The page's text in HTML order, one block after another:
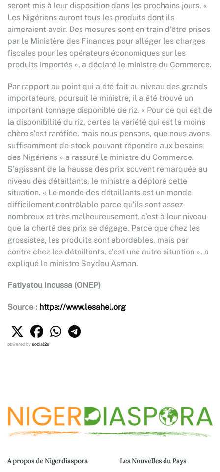
seront mis à leur disposition dans les prochains jours. «
Les Nigériens auront tous les produits dont ils
aimeraient avoir. Des mesures sont en train d’être prises
par le Ministère des Finances pour alléger les charges
fiscales pour les opérateurs économiques sur les
produits importés », a déclaré le ministre du Commerce.
Par rapport au point qui a été fait au niveau des grands
importateurs, poursuit le ministre, il a été trouvé un
important tonnage disponible de riz. « Pour ce qui est de
la disponibilité du riz, certes la variété qui est la moins
chère s’est raréfiée, mais nous pensons, que nous avons
suffisamment de stock pouvant répondre aux besoins
des Nigériens » a rassuré le ministre du Commerce.
S’agissant de la hausse des prix souvent remarquée au
niveau des détaillants, le ministre a déploré cette
situation. « Le monde des détaillants est un monde
difficilement contrôlable parce qu’ils sont assez
nombreux et très malheureusement, c’est à leur niveau
que la cherté des prix se dégage. Parce que chez les
grossistes, les produits sont abordables, mais par
contre chez les détaillants, c’est une autre situation », a
expliqué le ministre Seydou Asman.
Fatiyatou Inoussa (ONEP)
Source : https://www.lesahel.org
powered bysocial2s
A propos de Nigerdiaspora Les Nouvelles du Pays